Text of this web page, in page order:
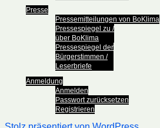
Presse
Pressemitteilungen von BoKlima
Pressespiegel zu /
über BoKlima
Pressespiegel der
Bürgerstimmen /
Leserbriefe
Anmeldung
Anmelden
Passwort zurücksetzen
Registrieren